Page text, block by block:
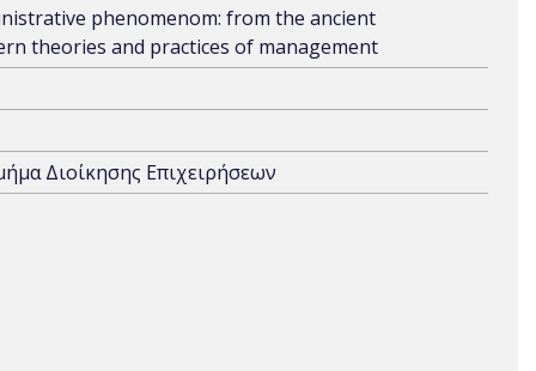
phenomenom: from the ancient
theories and practices of management
Διοίκησης Επιχειρήσεων